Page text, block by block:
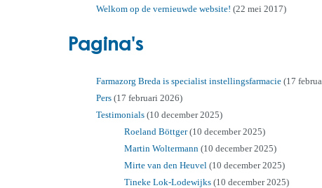
Welkom op de vernieuwde website! (22 mei 2017)
Pagina's
Farmazorg Breda is specialist instellingsfarmacie (17
Pers (17 februari 2026)
Testimonials (10 december 2025)
Roeland Böttger (10 december 2025)
Martin Woltermann (10 december 2025)
Mirte van den Heuvel (10 december 2025)
Tineke Lok-Lodewijks (10 december 2025)